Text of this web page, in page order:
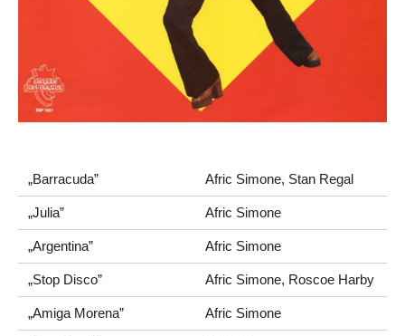
„Barracuda” Afric Simone, Stan Regal
„Julia” Afric Simone
„Argentina” Afric Simone
„Stop Disco” Afric Simone, Roscoe Harby
„Amiga Morena” Afric Simone